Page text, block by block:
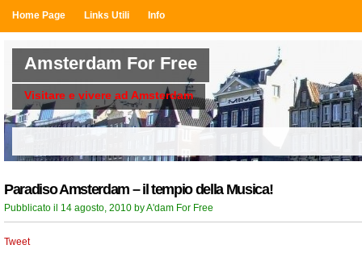
Home Page Links Utili Info
Amsterdam For Free
Visitare e vivere ad Amsterdam
Paradiso Amsterdam – il tempio della Musica!
Pubblicato il 14 agosto, 2010 by A'dam For Free
Tweet